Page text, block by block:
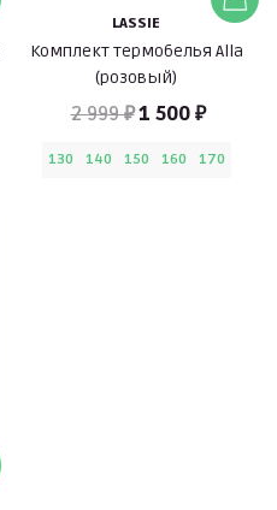
LASSIE
Комплект термобелья Alla
(розовый)
2 999 ₽1 500 ₽
130 140 150 160 170